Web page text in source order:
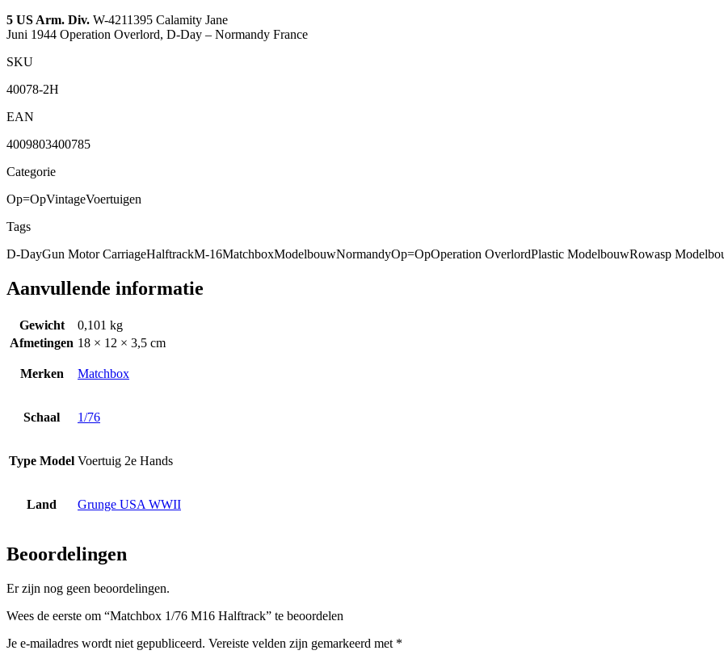
5 US Arm. Div. W-4211395 Calamity Jane
Juni 1944 Operation Overlord, D-Day – Normandy France
SKU
40078-2H
EAN
4009803400785
Categorie
Op=OpVintageVoertuigen
Tags
D-DayGun Motor CarriageHalftrackM-16MatchboxModelbouwNormandyOp=OpOperation OverlordPlastic ModelbouwRowasp
Aanvullende informatie
Gewicht
0,101 kg
Afmetingen 18 × 12 × 3,5 cm
Merken Matchbox
Schaal 1/76
Type Model Voertuig 2e Hands
Land Grunge USA WWII
Beoordelingen
Er zijn nog geen beoordelingen.
Wees de eerste om “Matchbox 1/76 M16 Halftrack” te beoordelen
Je e-mailadres wordt niet gepubliceerd. Vereiste velden zijn gemarkeerd met *